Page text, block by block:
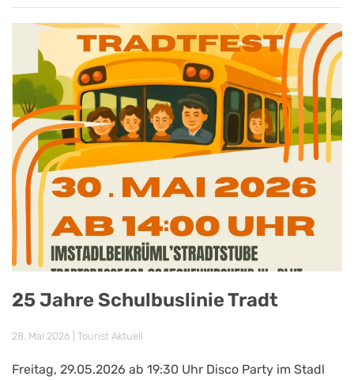
25 Jahre Schulbuslinie Tradt
28. Mai 2026 Tourist Aktuell
Freitag, 29.05.2026 ab 19:30 Uhr Disco Party im Stadl